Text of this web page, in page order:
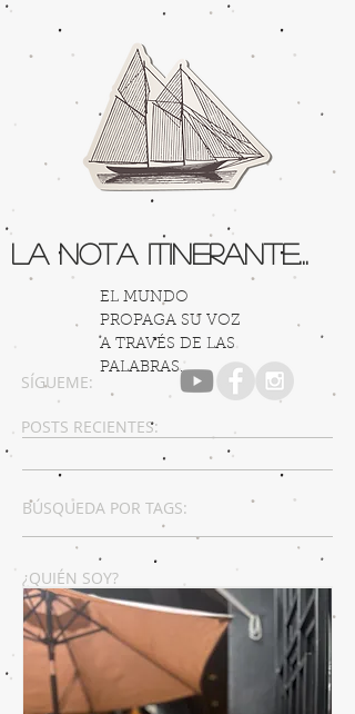
La Nota Itinerante...
EL MUNDO
PROPAGA SU VOZ
A TRAVÉS DE LAS
PALABRAS...
SÍGUEME:
POSTS RECIENTES:
BÚSQUEDA POR TAGS:
¿QUIÉN SOY?